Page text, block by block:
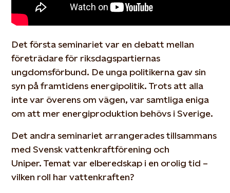
Det första seminariet var en debatt mellan
företrädare för riksdagspartiernas
ungdomsförbund. De unga politikerna gav sin
syn på framtidens energipolitik. Trots att alla
inte var överens om vägen, var samtliga eniga
om att mer energiproduktion behövs i Sverige.
Det andra seminariet arrangerades tillsammans
med Svensk vattenkraftförening och
Uniper. Temat var elberedskap i en orolig tid –
vilken roll har vattenkraften?